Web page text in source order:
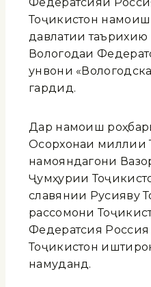
Тоҷикистон
давлатии
Вологодаи
унвони
гардид.
Дар намоиш
Осорхонаи миллии
намояндагони
Ҷумҳурии
славянии Русияву
рассомони
Федератсия
Тоҷикистон
намуданд.